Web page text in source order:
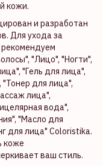
кожи.
и разработан
Для ухода за
"Лицо", "Ногти",
"Гель для лица",
для лица",
лица",
вода",
"Масло для
для лица" Coloristika.
коже
ваш стиль.